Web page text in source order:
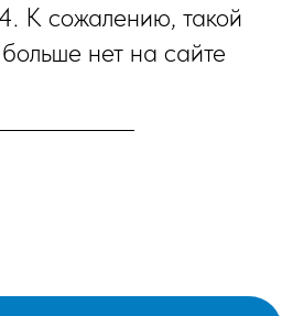
К сожалению, такой
нет на сайте